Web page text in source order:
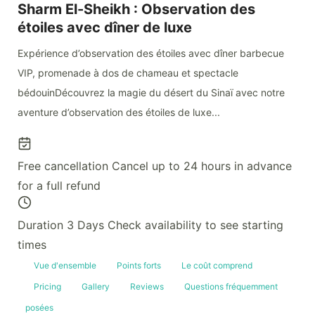
Sharm El-Sheikh : Observation des
étoiles avec dîner de luxe
Expérience d’observation des étoiles avec dîner barbecue
VIP, promenade à dos de chameau et spectacle
bédouinDécouvrez la magie du désert du Sinaï avec notre
aventure d’observation des étoiles de luxe...
Free cancellation Cancel up to 24 hours in advance
for a full refund
Duration 3 Days Check availability to see starting
times
Vue d'ensemble Points forts
Le coût comprend
Pricing
Gallery Reviews
Questions fréquemment
posées